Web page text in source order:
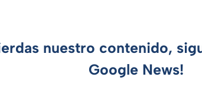
nuestro contenido,
Google News!